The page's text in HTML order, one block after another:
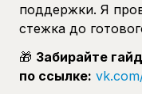
поддержки. Я
стежка до
🎁 Забирайте
по ссылке: